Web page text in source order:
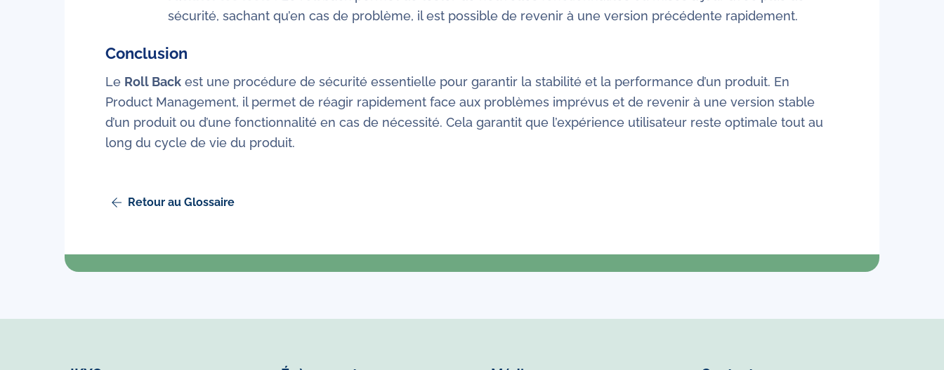
sécurité, sachant qu’en cas de problème, il est possible de revenir à une version précédente rapidement.
Conclusion
Le Roll Back est une procédure de sécurité essentielle pour garantir la stabilité et la performance d’un produit. En
Product Management, il permet de réagir rapidement face aux problèmes imprévus et de revenir à une version stable
d’un produit ou d’une fonctionnalité en cas de nécessité. Cela garantit que l’expérience utilisateur reste optimale tout au
long du cycle de vie du produit.
Retour au Glossaire